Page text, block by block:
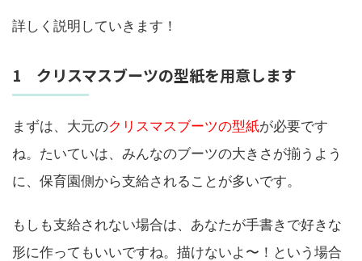
詳しく説明していきます！
1 クリスマスブーツの型紙を用意します
まずは、大元のクリスマスブーツの型紙が必要です
ね。たいていは、みんなのブーツの大きさが揃うよう
に、保育園側から支給されることが多いです。
もしも支給されない場合は、あなたが手書きで好きな
形に作ってもいいですね。描けないよ〜！という場合